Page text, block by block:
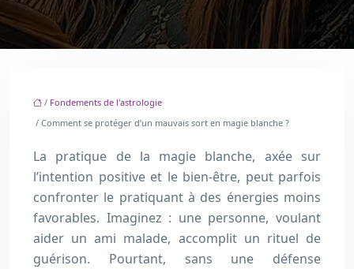
/ Fondements de l'astrologie
/ Comment se protéger d’un mauvais sort en magie blanche ?
La pratique de la magie blanche, axée sur
l’intention positive et le bien-être, peut parfois
confronter le pratiquant à des énergies moins
favorables. Imaginez : une personne, voulant
aider un ami malade, accomplit un rituel de
guérison. Pourtant, sans une défense